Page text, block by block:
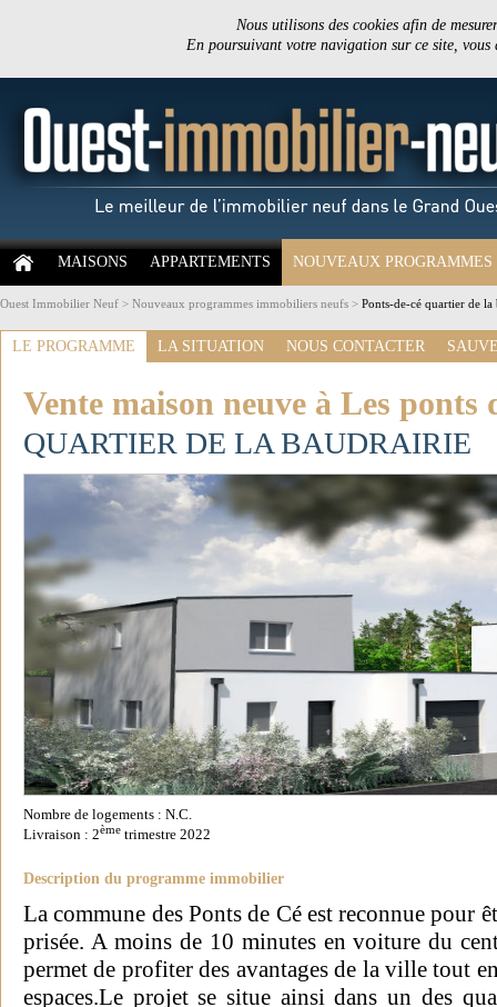
Nous utilisons des cookies afin de
En poursuivant votre navigation sur ce site,
MAISONS APPARTEMENTS NOUVEAUX PROGRAMMES
Ouest Immobilier Neuf > Nouveaux programmes immobiliers neufs > Ponts-de-cé quartier de
LE PROGRAMME LA SITUATION NOUS CONTACTER
Vente maison neuve à Les ponts
QUARTIER DE LA BAUDRAIRIE
Nombre de logements : N.C.
Livraison : 2ème trimestre 2022
Description du programme immobilier
La commune des Ponts de Cé est reconnue pour
prisée. A moins de 10 minutes en voiture du
permet de profiter des avantages de la ville tout
espaces.Le projet se situe ainsi dans un des